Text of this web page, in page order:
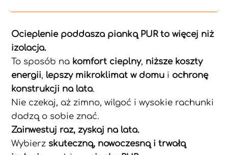
Ocieplenie poddasza pianką PUR to więcej niż
izolacja.
To sposób na komfort cieplny, niższe koszty
energii, lepszy mikroklimat w domu i ochronę
konstrukcji na lata.
Nie czekaj, aż zimno, wilgoć i wysokie rachunki
dadzą o sobie znać.
Zainwestuj raz, zyskaj na lata.
Wybierz skuteczną, nowoczesną i trwałą